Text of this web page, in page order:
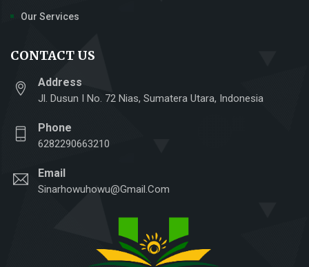
Our Services
CONTACT US
Address
Jl. Dusun I No. 72 Nias, Sumatera Utara, Indonesia
Phone
6282290663210
Email
Sinarhowuhowu@gmail.com